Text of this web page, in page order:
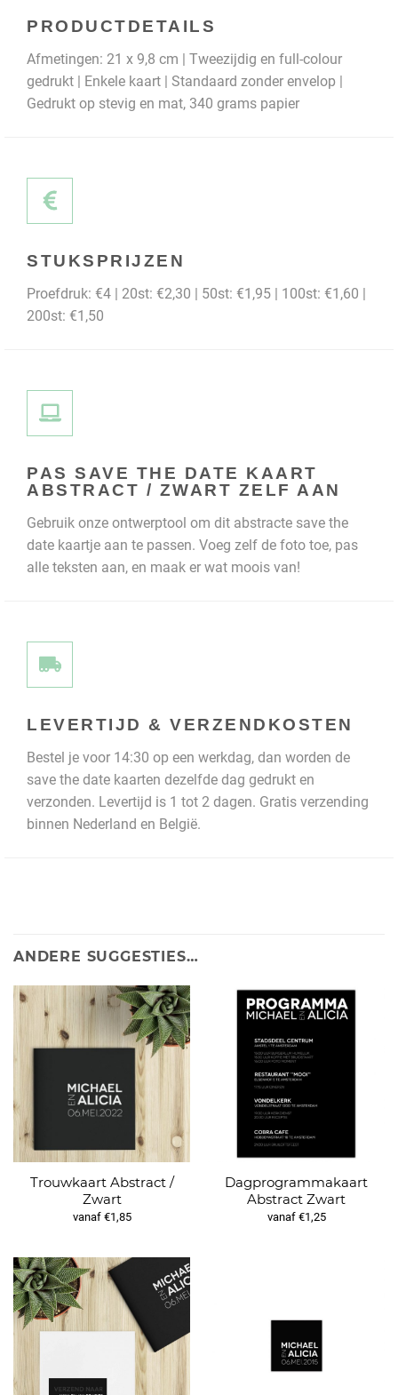
PRODUCTDETAILS
Afmetingen: 21 x 9,8 cm | Tweezijdig en full-colour
gedrukt | Enkele kaart | Standaard zonder envelop |
Gedrukt op stevig en mat, 340 grams papier
STUKSPRIJZEN
Proefdruk: €4 | 20st: €2,30 | 50st: €1,95 | 100st: €1,60 |
200st: €1,50
PAS SAVE THE DATE KAART
ABSTRACT / ZWART ZELF AAN
Gebruik onze ontwerptool om dit abstracte save the
date kaartje aan te passen. Voeg zelf de foto toe, pas
alle teksten aan, en maak er wat moois van!
LEVERTIJD & VERZENDKOSTEN
Bestel je voor 14:30 op een werkdag, dan worden de
save the date kaarten dezelfde dag gedrukt en
verzonden. Levertijd is 1 tot 2 dagen. Gratis verzending
binnen Nederland en België.
ANDERE SUGGESTIES…
Trouwkaart Abstract /
Zwart
vanaf €1,85
Dagprogrammakaart
Abstract Zwart
vanaf €1,25